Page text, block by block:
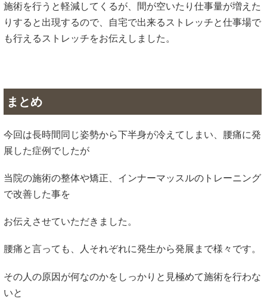
施術を行うと軽減してくるが、間が空いたり仕事量が増えた
りすると出現するので、自宅で出来るストレッチと仕事場で
も行えるストレッチをお伝えしました。
まとめ
今回は長時間同じ姿勢から下半身が冷えてしまい、腰痛に発
展した症例でしたが
当院の施術の整体や矯正、インナーマッスルのトレーニング
で改善した事を
お伝えさせていただきました。
腰痛と言っても、人それぞれに発生から発展まで様々です。
その人の原因が何なのかをしっかりと見極めて施術を行わな
いと